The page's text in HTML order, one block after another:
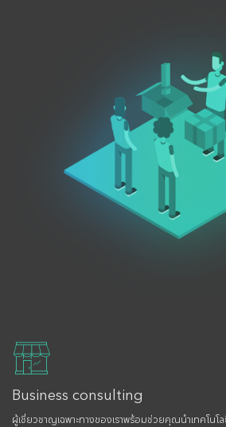
Business consulting
ผู้เชี่ยวชาญเฉพาะทางของเราพร้อมช่วยคุณนำเทคโนโ